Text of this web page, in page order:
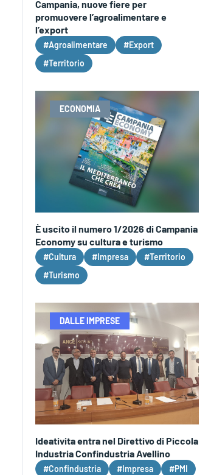
Campania, nuove fiere per
promuovere l’agroalimentare e
l’export
#Agroalimentare
#Export
#Territorio
ECONOMIA
È uscito il numero 1/2026 di Campania
Economy su cultura e turismo
#Cultura #Impresa
#Territorio
#Turismo
DALLE IMPRESE
Ideativita entra nel Direttivo di Piccola
Industria Confindustria Avellino
#Confindustria #Impresa #PMI